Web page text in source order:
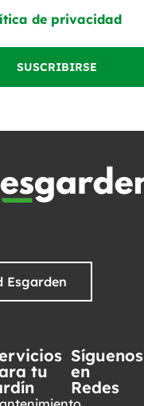
de privacidad
SUSCRIBIRSE
Esgarden
tu
Síguenos
en
Redes